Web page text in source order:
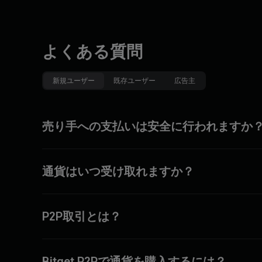
よくある質問
新規ユーザー 既存ユーザー 広告主
売り手への支払いは安全に行われますか
通貨はいつ受け取れますか？
P2P取引とは？